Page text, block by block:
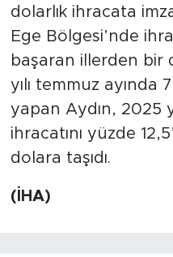
dolarlık ihracata
Ege Bölgesi’nde
başaran illerden bir
yılı temmuz
yapan Aydın, 2025
ihracatını yüzde
dolara taşıdı.
(İHA)